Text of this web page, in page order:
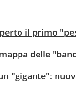
il primo
delle
"gigante":